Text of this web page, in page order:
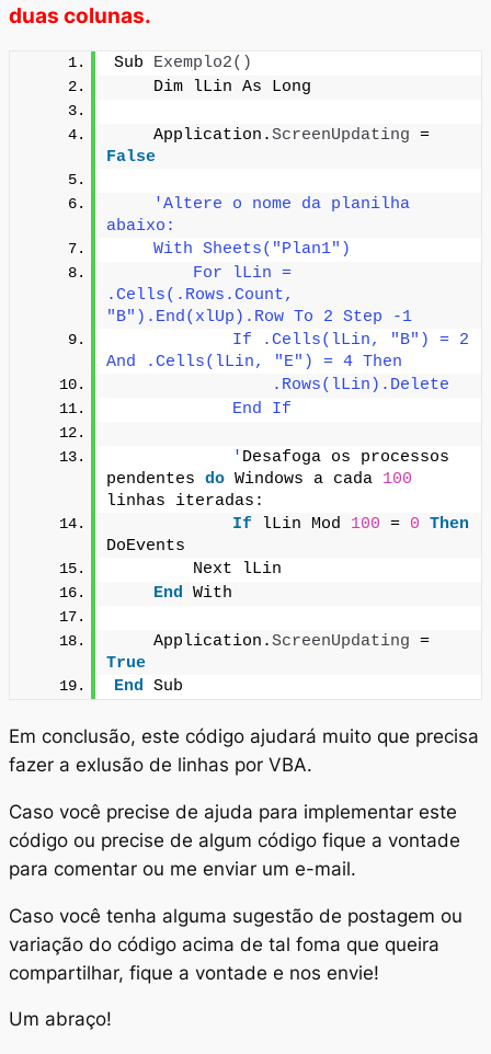
duas colunas.
Sub Exemplo2()
    Dim lLin As Long
    Application.
ScreenUpdating
False
'Altere o nome da planilha
abaixo:
    With Sheets("Plan1")
        For lLin =
.Cells(.Rows.Count,
"B").End(xlUp).Row To 2 Step -1
            If .Cells(lLin, "B") = 2
And .Cells(lLin, "E") = 4 Then
                .Rows(lLin).Delete
            End If
            '
Desafoga os processos
pendentes do Windows a cada 100
linhas iteradas:
If lLin Mod 100 = 0 Then
DoEvents
        Next lLin
End With
    Application.
ScreenUpdating
True
End Sub
Em conclusão, este código ajudará muito que precisa
fazer a exlusão de linhas por VBA.
Caso você precise de ajuda para implementar este
código ou precise de algum código fique a vontade
para comentar ou me enviar um e-mail.
Caso você tenha alguma sugestão de postagem ou
variação do código acima de tal foma que queira
compartilhar, fique a vontade e nos envie!
Um abraço!